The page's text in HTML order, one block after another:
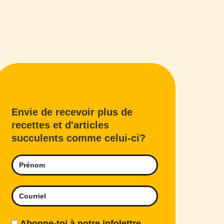
Envie de recevoir plus de
recettes et d'articles
succulents comme celui-ci?